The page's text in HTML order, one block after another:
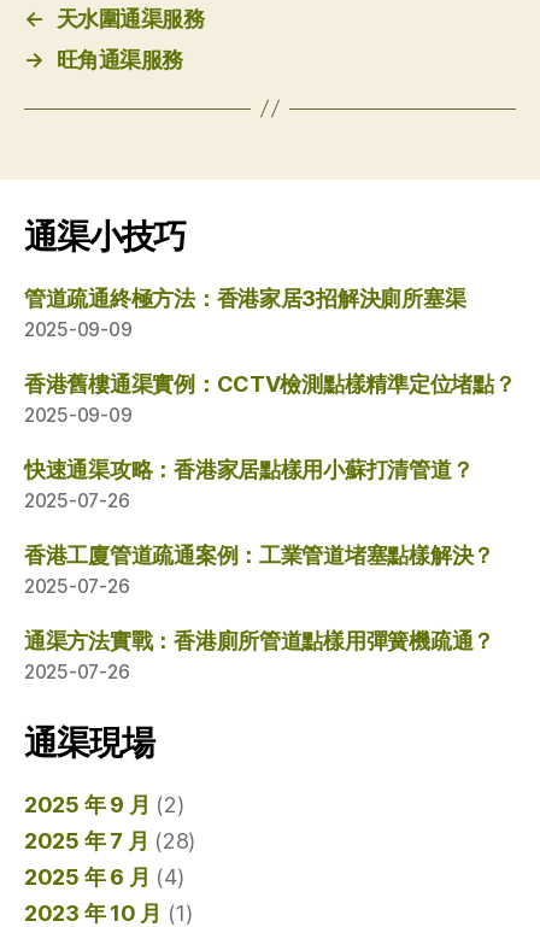
←
天水圍通渠服務
→
旺角通渠服務
通渠小技巧
管道疏通終極方法：香港家居3招解決廁所塞渠
2025-09-09
香港舊樓通渠實例：CCTV檢測點樣精準定位堵點？
2025-09-09
快速通渠攻略：香港家居點樣用小蘇打清管道？
2025-07-26
香港工廈管道疏通案例：工業管道堵塞點樣解決？
2025-07-26
通渠方法實戰：香港廁所管道點樣用彈簧機疏通？
2025-07-26
通渠現場
2025 年 9 月 (2)
2025 年 7 月 (28)
2025 年 6 月 (4)
2023 年 10 月 (1)